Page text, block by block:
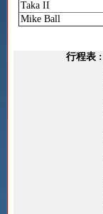
Taka II
Mike Ball
行程表 :